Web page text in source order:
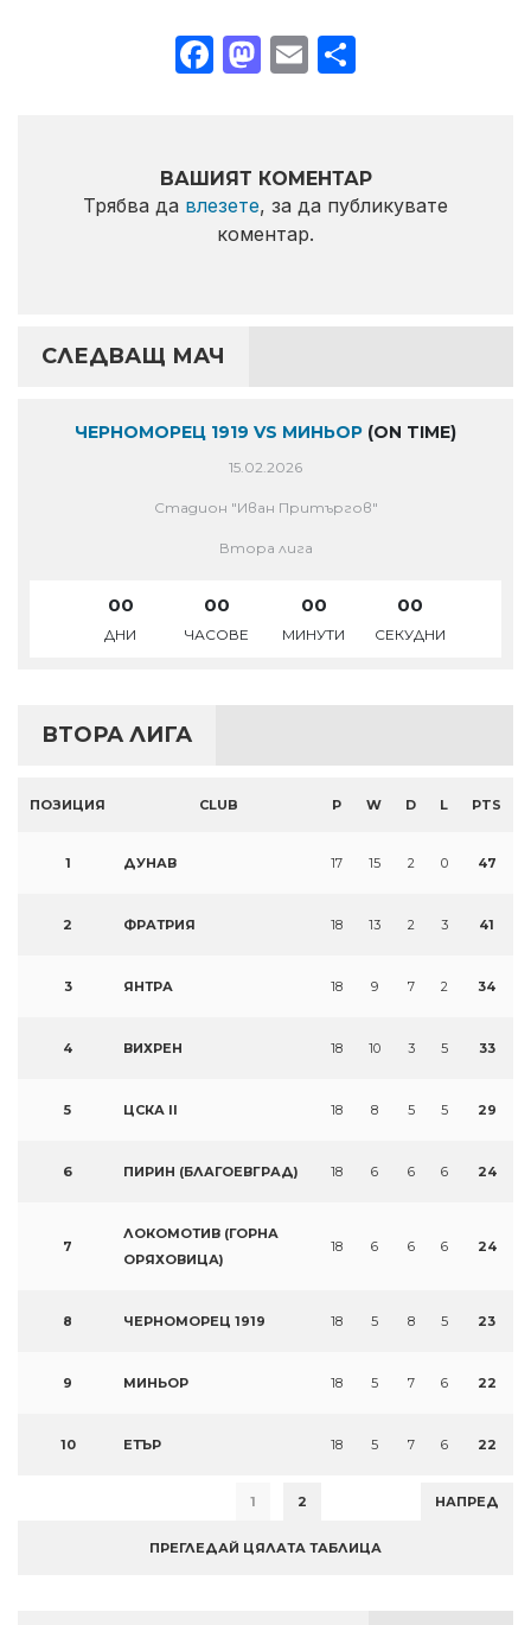
Facebook
Mastodon
Email
ВАШИЯТ КОМЕНТАР
Трябва да влезете, за да публикувате
коментар.
СЛЕДВАЩ МАЧ
ЧЕРНОМОРЕЦ 1919 VS МИНЬОР (ON TIME)
15.02.2026
Стадион "Иван Притъргов"
Втора лига
00
ДНИ
00
ЧАСОВЕ
00
МИНУТИ
00
СЕКУДНИ
ВТОРА ЛИГА
ПОЗИЦИЯ CLUB P W D L PTS
1 ДУНАВ 17 15 2 0 47
2 ФРАТРИЯ 18 13 2 3 41
3 ЯНТРА 18 9 7 2 34
4 ВИХРЕН 18 10 3 5 33
5 ЦСКА II 18 8 5 5 29
6 ПИРИН (БЛАГОЕВГРАД) 18 6 6 6 24
7
ЛОКОМОТИВ (ГОРНА
ОРЯХОВИЦА)
18 6 6 6 24
8 ЧЕРНОМОРЕЦ 1919 18 5 8 5 23
9 МИНЬОР 18 5 7 6 22
10 ЕТЪР 18 5 7 6 22
1 2 НАПРЕД
ПРЕГЛЕДАЙ ЦЯЛАТА ТАБЛИЦА